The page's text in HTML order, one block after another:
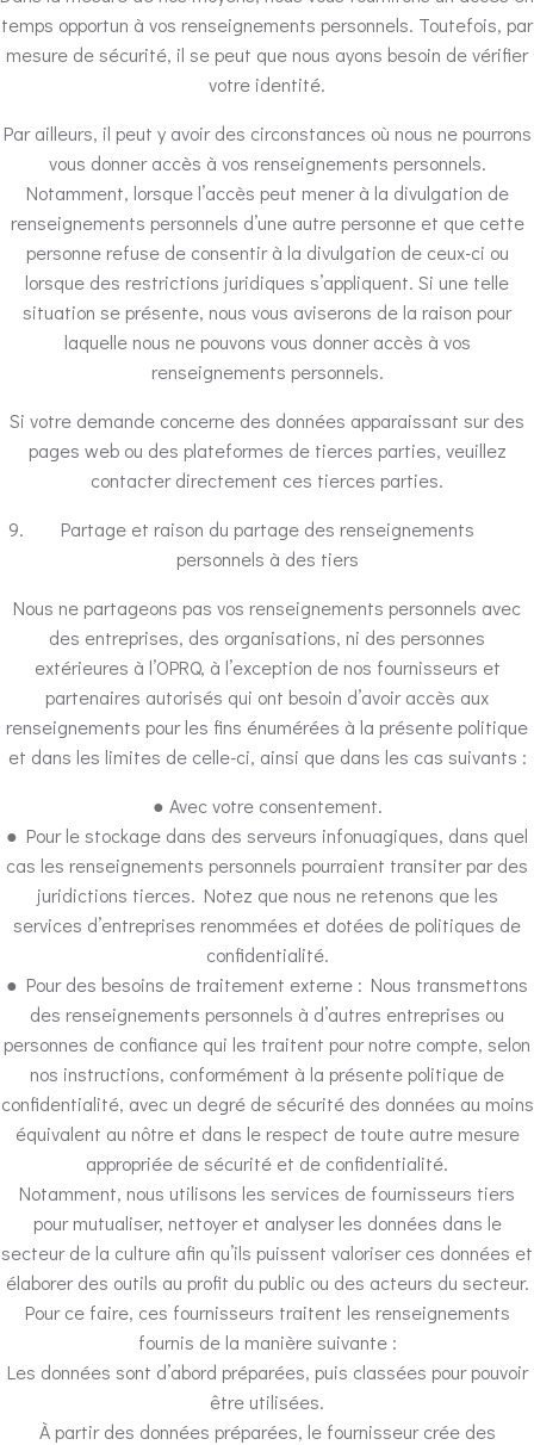
temps opportun à vos renseignements personnels. Toutefois, par
mesure de sécurité, il se peut que nous ayons besoin de vérifier
votre identité.
Par ailleurs, il peut y avoir des circonstances où nous ne pourrons
vous donner accès à vos renseignements personnels.
Notamment, lorsque l’accès peut mener à la divulgation de
renseignements personnels d’une autre personne et que cette
personne refuse de consentir à la divulgation de ceux-ci ou
lorsque des restrictions juridiques s’appliquent. Si une telle
situation se présente, nous vous aviserons de la raison pour
laquelle nous ne pouvons vous donner accès à vos
renseignements personnels.
Si votre demande concerne des données apparaissant sur des
pages web ou des plateformes de tierces parties, veuillez
contacter directement ces tierces parties.
Partage et raison du partage des renseignements
personnels à des tiers
Nous ne partageons pas vos renseignements personnels avec
des entreprises, des organisations, ni des personnes
extérieures à l’OPRQ, à l’exception de nos fournisseurs et
partenaires autorisés qui ont besoin d’avoir accès aux
renseignements pour les fins énumérées à la présente politique
et dans les limites de celle-ci, ainsi que dans les cas suivants :
● Avec votre consentement.
● Pour le stockage dans des serveurs infonuagiques, dans quel
cas les renseignements personnels pourraient transiter par des
juridictions tierces. Notez que nous ne retenons que les
services d’entreprises renommées et dotées de politiques de
confidentialité.
● Pour des besoins de traitement externe : Nous transmettons
des renseignements personnels à d’autres entreprises ou
personnes de confiance qui les traitent pour notre compte, selon
nos instructions, conformément à la présente politique de
confidentialité, avec un degré de sécurité des données au moins
équivalent au nôtre et dans le respect de toute autre mesure
appropriée de sécurité et de confidentialité.
Notamment, nous utilisons les services de fournisseurs tiers
pour mutualiser, nettoyer et analyser les données dans le
secteur de la culture afin qu’ils puissent valoriser ces données et
élaborer des outils au profit du public ou des acteurs du secteur.
Pour ce faire, ces fournisseurs traitent les renseignements
fournis de la manière suivante :
Les données sont d’abord préparées, puis classées pour pouvoir
être utilisées.
À partir des données préparées, le fournisseur crée des